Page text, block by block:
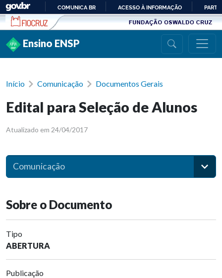
Ir para conteúdo
PARA
COMUNICA BR ACESSO À INFORMAÇÃO
Ensino ENSP
Início Comunicação Documentos Gerais
Edital para Seleção de Alunos
Atualizado em 24/04/2017
Comunicação
Sobre o Documento
Tipo
ABERTURA
Publicação